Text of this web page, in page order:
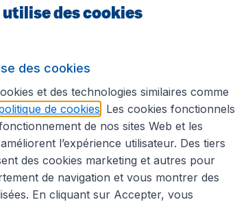
Sites internationaux
Flugladen.de
CheapTickets.ch
CheapTickets.sg
CheapTickets.nl
des cookies
des cookies
et des technologies similaires comme
de cookies . Les cookies fonctionnels
de nos sites Web et les
l’expérience utilisateur. Des tiers
des cookies marketing et autres pour
de navigation et vous montrer des
En cliquant sur Accepter, vous